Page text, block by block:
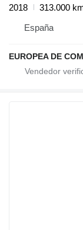
2018
313.000
España
EUROPEA DE